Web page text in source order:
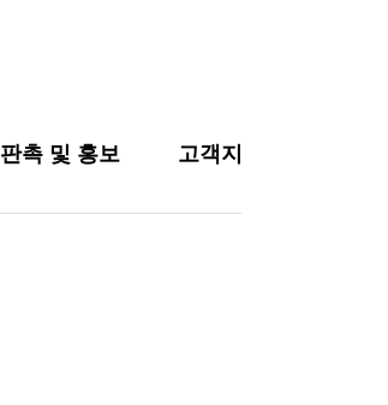
판촉 및 홍보 고객지원